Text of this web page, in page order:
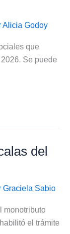
Alicia Godoy
que
Se puede
del
Graciela Sabio
monotributo
el trámite